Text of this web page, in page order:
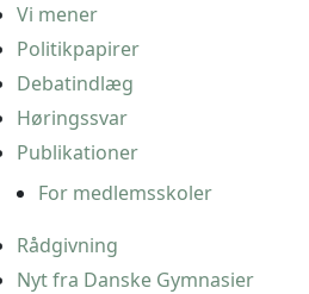
Vi mener
Politikpapirer
Debatindlæg
Høringssvar
Publikationer
For medlemsskoler
Rådgivning
Nyt fra Danske Gymnasier